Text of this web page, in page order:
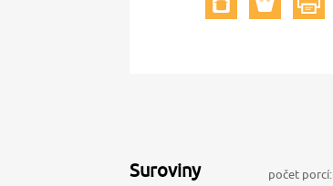
Suroviny počet porcí: